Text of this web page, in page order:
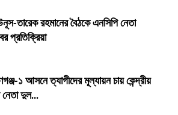
তারেক রহমানের বৈঠকে এনসিপি নেতা
প্রতিক্রিয়া
১ আসনে ত্যাগীদের মূল্যায়ন চায় কেন্দ্রীয়
দুল...